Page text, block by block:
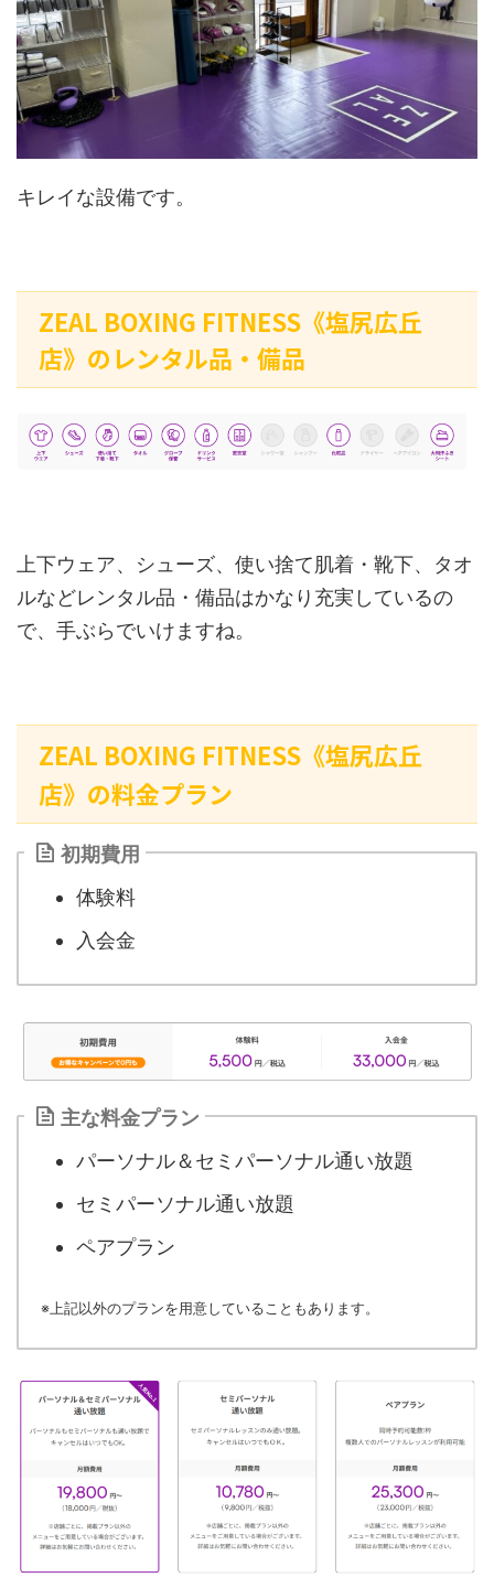
キレイな設備です。
ZEAL BOXING FITNESS《塩尻広丘
店》のレンタル品・備品
上下ウェア、シューズ、使い捨て肌着・靴下、タオ
ルなどレンタル品・備品はかなり充実しているの
で、手ぶらでいけますね。
ZEAL BOXING FITNESS《塩尻広丘
店》の料金プラン
初期費用
体験料
入会金
主な料金プラン
パーソナル＆セミパーソナル通い放題
セミパーソナル通い放題
ペアプラン
※上記以外のプランを用意していることもあります。